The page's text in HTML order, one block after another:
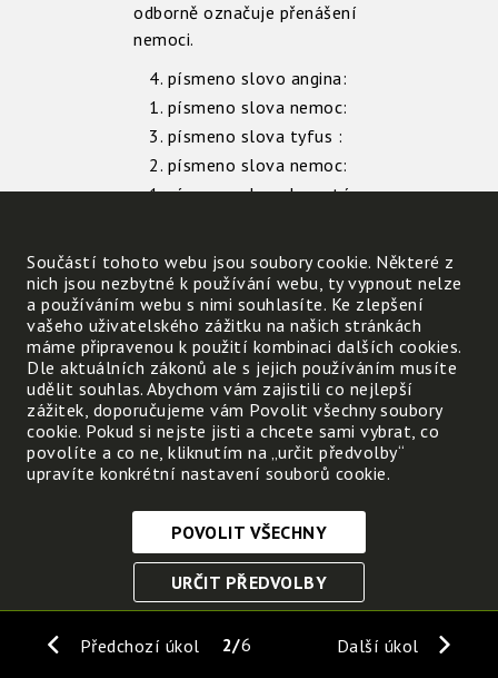
odborně označuje přenášení
nemoci.
4. písmeno slovo angina:
1. písmeno slova nemoc:
3. písmeno slova tyfus :
2. písmeno slova nemoc:
1. písmeno slova karanténa:
2. písmeno slova nemoc:
Co člověka chrání před
infekcí? Zjisti z tajenky:
3. a 4. písmeno slova "proč"
1. slabika slova "koho"
poslední 2 slabiky slova "ochraňování"
Předchozí úkol Další úkol
2 6
Součástí tohoto webu jsou soubory cookie. Některé z
nich jsou nezbytné k používání webu, ty vypnout nelze
a používáním webu s nimi souhlasíte. Ke zlepšení
vašeho uživatelského zážitku na našich stránkách
máme připravenou k použití kombinaci dalších cookies.
Dle aktuálních zákonů ale s jejich používáním musíte
udělit souhlas. Abychom vám zajistili co nejlepší
zážitek, doporučujeme vám Povolit všechny soubory
cookie. Pokud si nejste jisti a chcete sami vybrat, co
povolíte a co ne, kliknutím na „určit předvolby“
upravíte konkrétní nastavení souborů cookie.
Nezbytně nutné cookies
Tyto soubory cookie jsou nezbytné, abyste se mohli
funkce. Bez těchto cookies by webové stránky
POVOLIT VŠECHNY
URČIT PŘEDVOLBY